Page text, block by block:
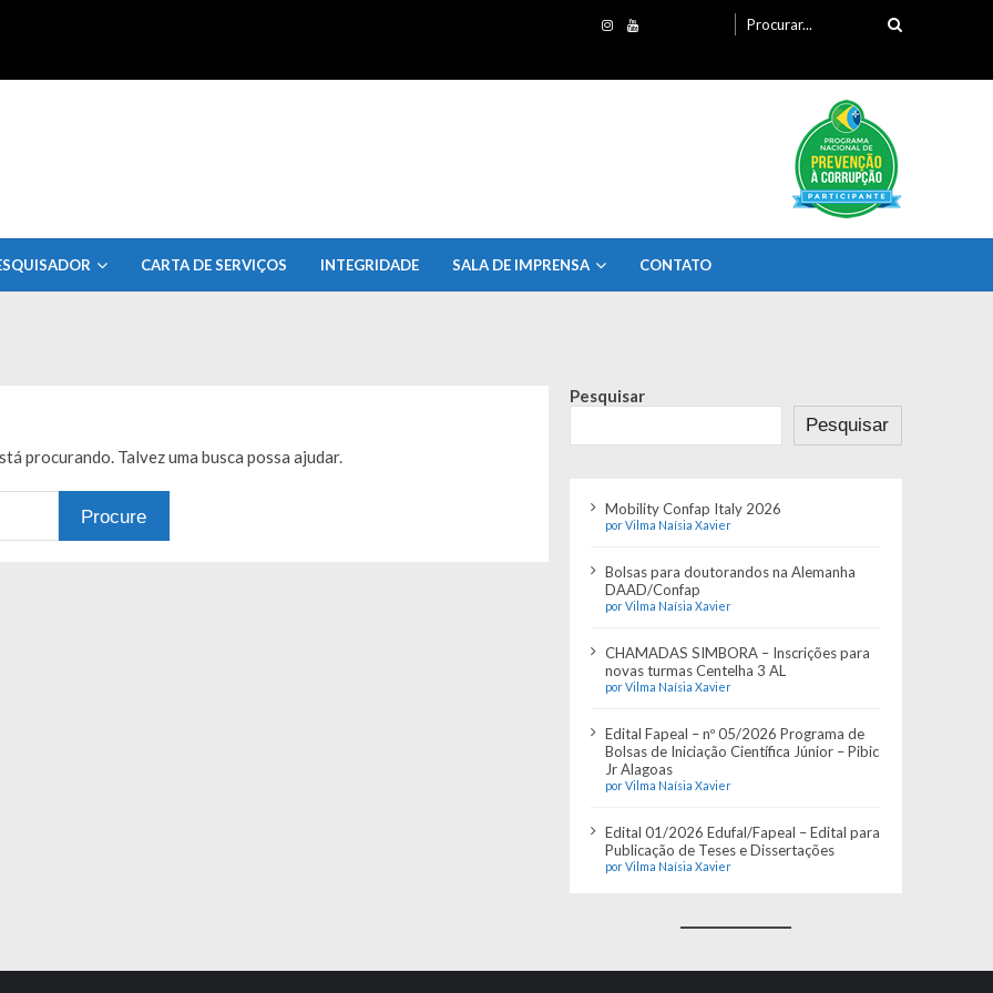
por:
CARTA DE SERVIÇOS INTEGRIDADE SALA DE IMPRENSA CONTATO
procurando. Talvez uma busca possa ajudar.
Pesquisar
Pesquisar
Mobility Confap Italy 2026
por Vilma Naísia Xavier
Bolsas para doutorandos na Alemanha
DAAD/Confap
por Vilma Naísia Xavier
CHAMADAS SIMBORA – Inscrições para
novas turmas Centelha 3 AL
por Vilma Naísia Xavier
Edital Fapeal – nº 05/2026 Programa de
Bolsas de Iniciação Científica Júnior – Pibic
Jr Alagoas
por Vilma Naísia Xavier
Edital 01/2026 Edufal/Fapeal – Edital para
Publicação de Teses e Dissertações
por Vilma Naísia Xavier